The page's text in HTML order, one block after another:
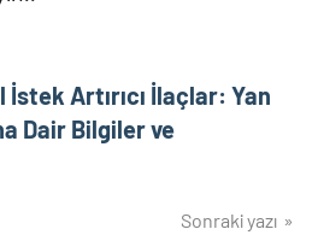
İstek Artırıcı İlaçlar: Yan
Dair Bilgiler ve
Sonraki yazı